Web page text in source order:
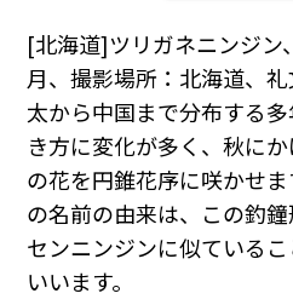
[北海道]ツリガネニンジン
月、撮影場所：北海道、
太から中国まで分布する
き方に変化が多く、秋に
の花を円錐花序に咲かせ
の名前の由来は、この釣
センニンジンに似ている
いいます。